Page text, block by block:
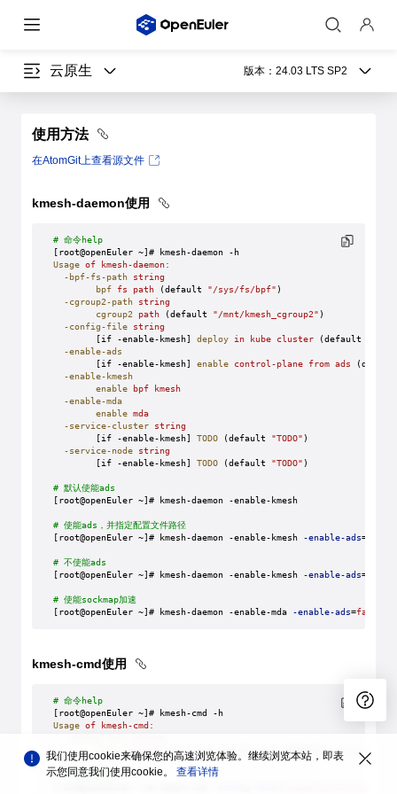
云原生 版本： 24.03 LTS SP2
使用方法
在AtomGit上查看源文件
kmesh-daemon使用
# 命令help
[root@openEuler ~]# kmesh-daemon -h
Usage of kmesh-daemon:
  -bpf-fs-path
string
        bpf
fs path (default "/sys/fs/bpf" )
  -cgroup2-path
string
        cgroup2
path (default "/mnt/kmesh_cgroup2" )
  -config-file
string
        [if -enable-kmesh]
deploy in kube cluster (default
  -enable-ads
        [if -enable-kmesh]
enable control-plane from ads
  -enable-kmesh
        enable
bpf kmesh
  -enable-mda
        enable
mda
  -service-cluster
string
        [if -enable-kmesh]
TODO (default "TODO" )
  -service-node
string
        [if -enable-kmesh]
TODO (default "TODO" )
# 默认使能ads
[root@openEuler ~]# kmesh-daemon -enable-kmesh
# 使能ads，并指定配置文件路径
[root@openEuler ~]# kmesh-daemon -enable-kmesh -enable-ads=
# 不使能ads
[root@openEuler ~]# kmesh-daemon -enable-kmesh -enable-ads=
# 使能sockmap加速
[root@openEuler ~]# kmesh-daemon -enable-mda -enable-ads=false
kmesh-cmd使用
# 命令help
[root@openEuler ~]# kmesh-cmd -h
Usage of kmesh-cmd:
        input
config-resources to bpf maps (default "./config-
# 手动加载配置
我们使用cookie来确保您的高速浏览体验。继续浏览本站，即表
示您同意我们使用cookie。 查看详情